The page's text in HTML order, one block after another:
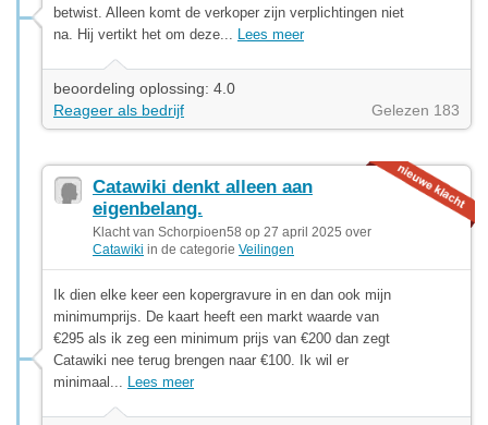
betwist. Alleen komt de verkoper zijn verplichtingen niet
na. Hij vertikt het om deze... Lees meer
beoordeling oplossing: 4.0
Reageer als bedrijf
Gelezen 183
Catawiki denkt alleen aan
eigenbelang.
Klacht van Schorpioen58 op 27 april 2025 over
Catawiki in de categorie Veilingen
Ik dien elke keer een kopergravure in en dan ook mijn
minimumprijs. De kaart heeft een markt waarde van
€295 als ik zeg een minimum prijs van €200 dan zegt
Catawiki nee terug brengen naar €100. Ik wil er
minimaal... Lees meer